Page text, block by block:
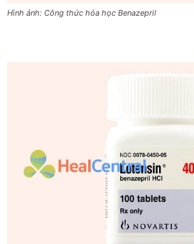
Hình ảnh: Công thức hóa học Benazepril